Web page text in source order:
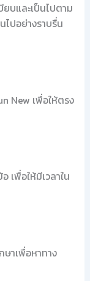
ยบและเป็นไปตาม
ไปอย่างราบรื่น
New เพื่อให้ตรง
เพื่อให้มีเวลาใน
าเพื่อหาทาง